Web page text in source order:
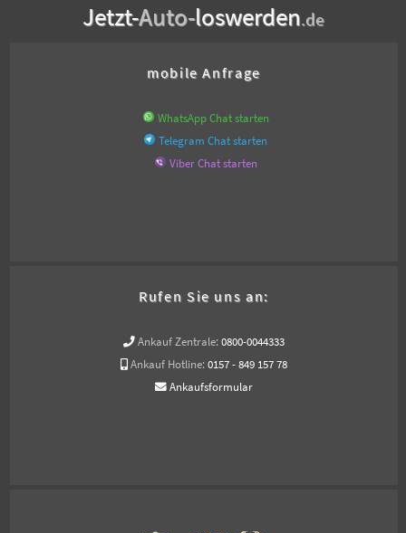
Jetzt-Auto-loswerden.de
mobile Anfrage
WhatsApp Chat starten
Telegram Chat starten
Viber Chat starten
Rufen Sie uns an:
Ankauf Zentrale: 0800-0044333
Ankauf Hotline: 0157 - 849 157 78
Ankaufsformular